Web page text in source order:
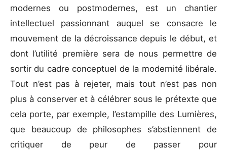
modernes ou postmodernes, est un chantier
intellectuel passionnant auquel se consacre le
mouvement de la décroissance depuis le début, et
dont l’utilité première sera de nous permettre de
sortir du cadre conceptuel de la modernité libérale.
Tout n’est pas à rejeter, mais tout n’est pas non
plus à conserver et à célébrer sous le prétexte que
cela porte, par exemple, l’estampille des Lumières,
que beaucoup de philosophes s’abstiennent de
critiquer de peur de passer pour